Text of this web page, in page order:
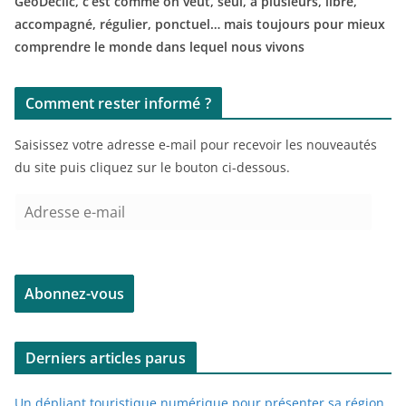
accompagné, régulier, ponctuel… mais toujours pour mieux
comprendre le monde dans lequel nous vivons
Comment rester informé ?
Saisissez votre adresse e-mail pour recevoir les nouveautés
du site puis cliquez sur le bouton ci-dessous.
e
s
e
Abonnez-vous
Derniers articles parus